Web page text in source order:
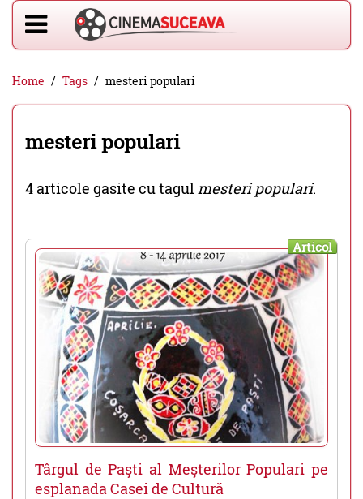
Home Tags mesteri populari
mesteri populari
4 articole gasite cu tagulmesteri populari.
Articol
Târgul de Paşti al Meşterilor Populari pe
esplanada Casei de Cultură